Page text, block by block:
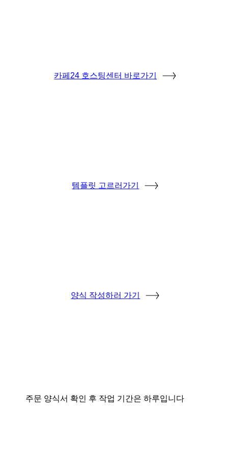
카페24 호스팅센터 바로가기
템플릿 고르러가기
양식 작성하러 가기
주문 양식서 확인 후 작업 기간은 하루입니다